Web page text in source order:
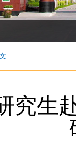
究生